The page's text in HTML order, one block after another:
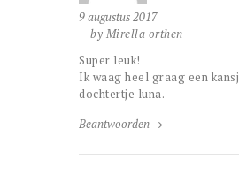
9 augustus 2017
by Mirella orthen
Super leuk!
Ik waag heel graag een
dochtertje luna.
Beantwoorden